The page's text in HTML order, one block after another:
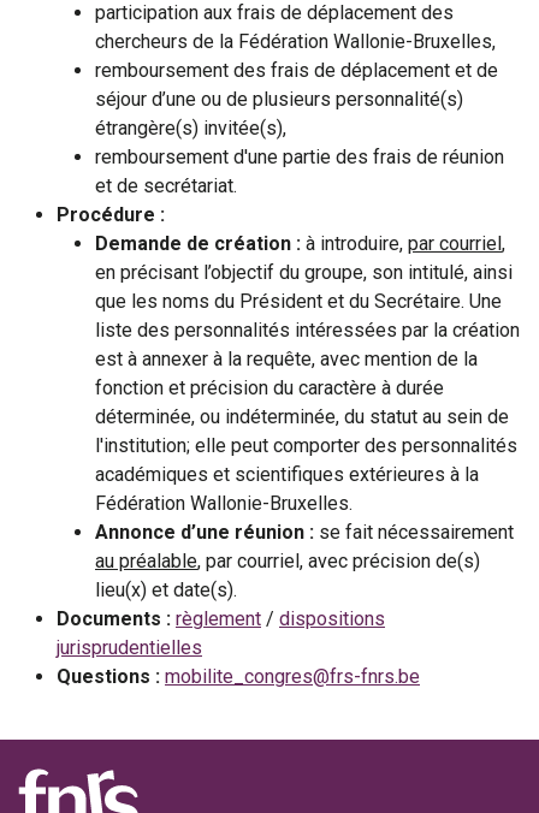
participation aux frais de déplacement des
chercheurs de la Fédération Wallonie-Bruxelles,
remboursement des frais de déplacement et de
séjour d’une ou de plusieurs personnalité(s)
étrangère(s) invitée(s),
remboursement d'une partie des frais de réunion
et de secrétariat.
Procédure :
Demande de création : à introduire, par courriel,
en précisant l’objectif du groupe, son intitulé, ainsi
que les noms du Président et du Secrétaire. Une
liste des personnalités intéressées par la création
est à annexer à la requête, avec mention de la
fonction et précision du caractère à durée
déterminée, ou indéterminée, du statut au sein de
l'institution; elle peut comporter des personnalités
académiques et scientifiques extérieures à la
Fédération Wallonie-Bruxelles.
Annonce d’une réunion : se fait nécessairement
au préalable, par courriel, avec précision de(s)
lieu(x) et date(s).
Documents : règlement / dispositions
jurisprudentielles
Questions : mobilite_congres@frs-fnrs.be